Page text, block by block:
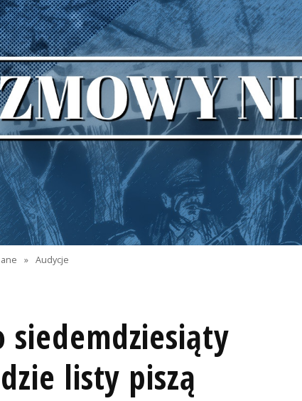
» Audycje
siedemdziesiąty
listy piszą